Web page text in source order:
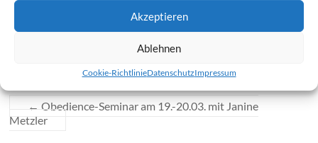
Akzeptieren
Ablehnen
Cookie-RichtlinieDatenschutzImpressum
Hier das offizielle Einladungsschreiben:
einladung_jhv2022
5. Mai 2022
← Obedience-Seminar am 19.-20.03. mit Janine
Metzler